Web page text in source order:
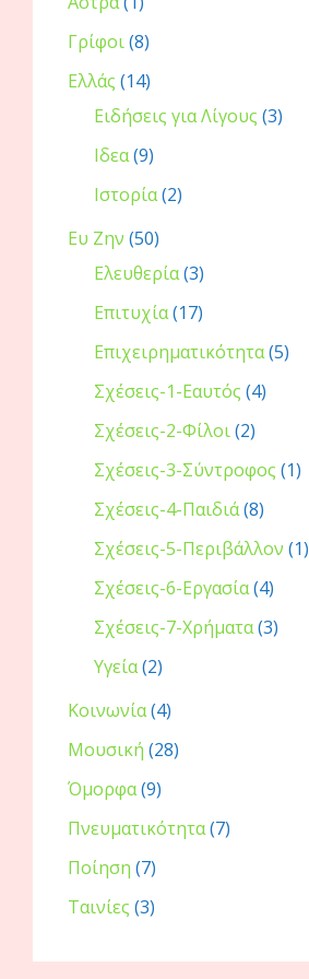
Γρίφοι(8)
Ελλάς (14)
Ειδήσεις για Λίγους (3)
Ιδεα(9)
Ιστορία(2)
Ευ Ζην (50)
Ελευθερία(3)
Επιτυχία(17)
Επιχειρηματικότητα(5)
Σχέσεις-1-Εαυτός (4)
Σχέσεις-2-Φίλοι(2)
Σχέσεις-3-Σύντροφος (1)
Σχέσεις-4-Παιδιά(8)
Σχέσεις-5-Περιβάλλον (1)
Σχέσεις-6-Εργασία(4)
Σχέσεις-7-Χρήματα(3)
Υγεία(2)
Κοινωνία(4)
Μουσική (28)
Όμορφα(9)
Πνευματικότητα(7)
Ποίηση (7)
Ταινίες (3)